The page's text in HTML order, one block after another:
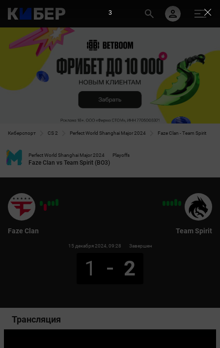
Киберспорт CS 2 Perfect World Shanghai Major 2024 Faze Clan - Team Spirit
Perfect World Shanghai Major 2024 Playoffs
Faze Clan vs Team Spirit (BO3)
Faze Clan
15 декабря 2024, 09:28 Завершен
1 2
Team Spirit
Трансляция
2